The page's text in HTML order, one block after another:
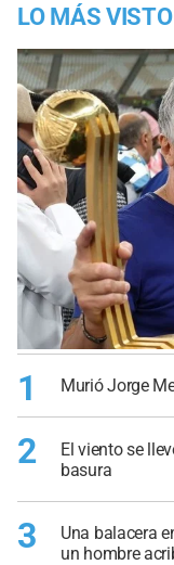
LO MÁS VISTO
1 Murió Jorge
2
El viento se
basura
3
Una balacera
un hombre